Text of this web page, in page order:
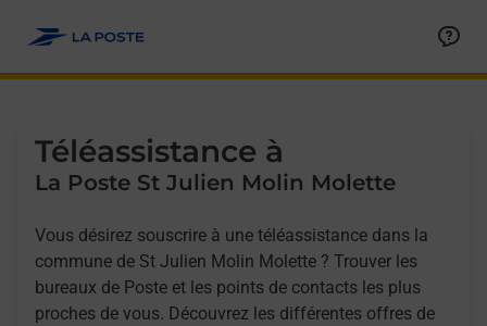
Téléassistance à
La Poste St Julien Molin Molette
Vous désirez souscrire à une téléassistance dans la
commune de St Julien Molin Molette ? Trouver les
bureaux de Poste et les points de contacts les plus
proches de vous. Découvrez les différentes offres de